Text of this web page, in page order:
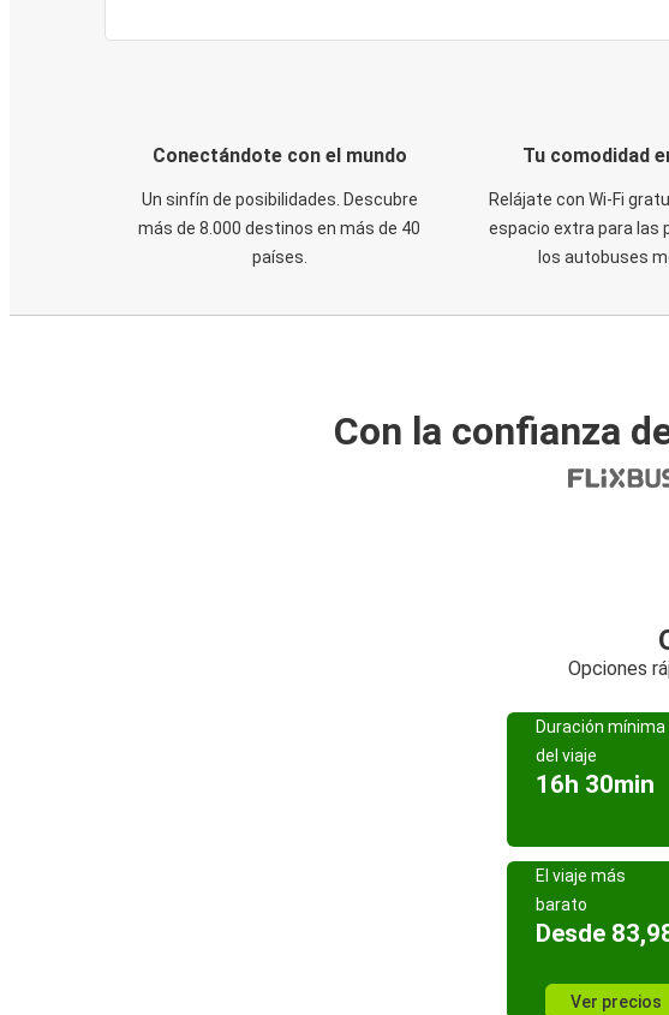
Conectándote con el mundo
Un sinfín de posibilidades. Descubre
más de 8.000 destinos en más de 40
países.
Tu comodidad
Relájate con Wi-Fi
espacio extra para las
los autobuses
Con la confianza
Opciones
Duración mínima
del viaje
16h 30min
El viaje más
barato
Desde
Ver precios